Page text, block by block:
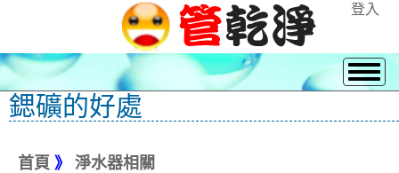
登入
鍶礦的好處
首頁 》 淨水器相關